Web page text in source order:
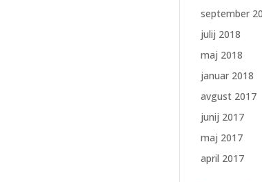
september
julij 2018
maj 2018
januar 2018
avgust 2017
junij 2017
maj 2017
april 2017